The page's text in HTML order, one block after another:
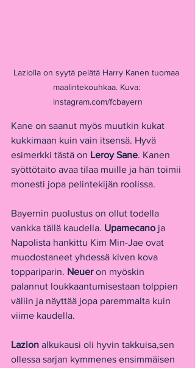
Laziolla on syytä pelätä Harry Kanen tuomaa
maalintekouhkaa. Kuva:
instagram.com/fcbayern
Kane on saanut myös muutkin kukat
kukkimaan kuin vain itsensä. Hyvä
esimerkki tästä on Leroy Sane. Kanen
syöttötaito avaa tilaa muille ja hän toimii
monesti jopa pelintekijän roolissa.
Bayernin puolustus on ollut todella
vankka tällä kaudella. Upamecano ja
Napolista hankittu Kim Min-Jae ovat
muodostaneet yhdessä kiven kova
toppariparin. Neuer on myöskin
palannut loukkaantumisestaan tolppien
väliin ja näyttää jopa paremmalta kuin
viime kaudella.
Lazion alkukausi oli hyvin takkuisa,sen
ollessa sarjan kymmenes ensimmäisen